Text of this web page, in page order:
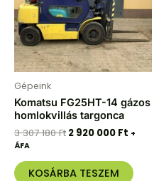
Gépeink
Komatsu FG25HT-14 gázos
homlokvillás targonca
3 307 180Ft 2 920 000 Ft +
ÁFA
KOSÁRBA TESZEM